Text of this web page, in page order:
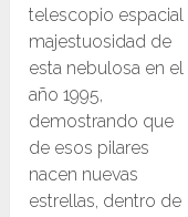
telescopio espacial
majestuosidad de
esta nebulosa en el
año 1995,
demostrando que
de esos pilares
nacen nuevas
estrellas, dentro de